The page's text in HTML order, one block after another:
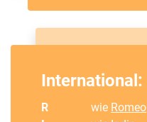
International:
R wie Romeo